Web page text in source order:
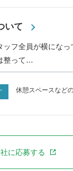
いて
ッフ全員が横にな
整って…
休憩スペースなど
に応募する